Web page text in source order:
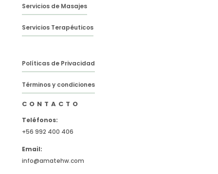
Servicios de Masajes
Servicios Terapéuticos
Políticas de Privacidad
Términos y condiciones
CONTACTO
Teléfonos:
+56 992 400 406
Email:
info@amatehw.com